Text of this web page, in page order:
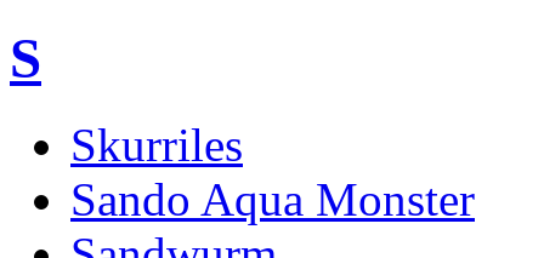
S
Skurriles
Sando Aqua Monster